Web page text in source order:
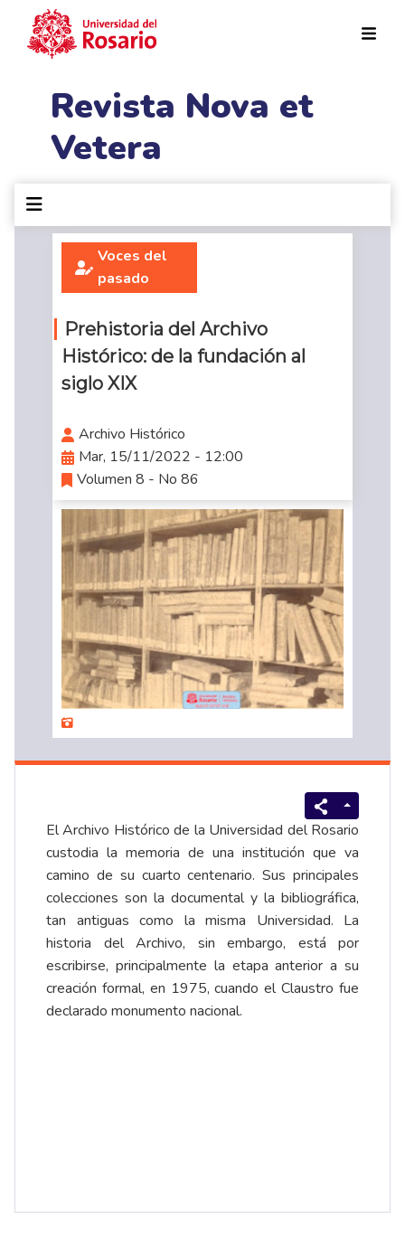
Revista Nova et
Vetera
Voces del
pasado
Prehistoria del Archivo
Histórico: de la fundación al
siglo XIX
Archivo Histórico
Mar, 15/11/2022 - 12:00
Volumen 8 - No 86
El Archivo Histórico de la Universidad del Rosario
custodia la memoria de una institución que va
camino de su cuarto centenario. Sus principales
colecciones son la documental y la bibliográfica,
tan antiguas como la misma Universidad. La
historia del Archivo, sin embargo, está por
escribirse, principalmente la etapa anterior a su
creación formal, en 1975, cuando el Claustro fue
declarado monumento nacional.